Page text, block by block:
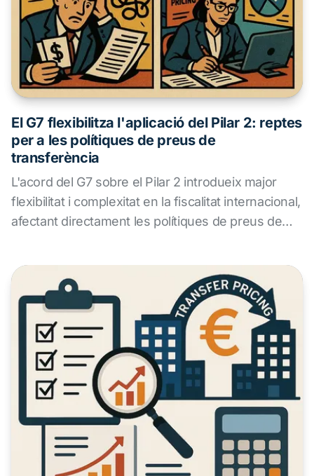
El G7 flexibilitza l'aplicació del Pilar 2: reptes
per a les polítiques de preus de
transferència
L'acord del G7 sobre el Pilar 2 introdueix major
flexibilitat i complexitat en la fiscalitat internacional,
afectant directament les polítiques de preus de
l'impacte del nou marc BEPS, redissenyar
polítiques fiscals, assegurar el compliment
normatiu i reduir riscos en un entorn global cada
vegada més exigent.